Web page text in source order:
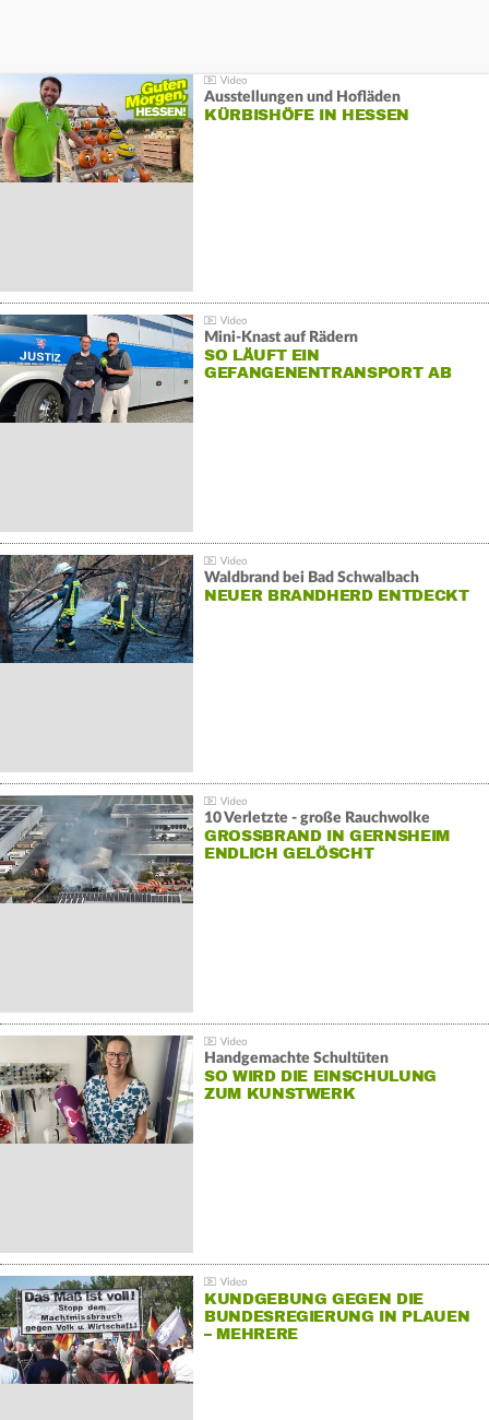
Ausstellungen und Hofläden
KÜRBISHÖFE IN HESSEN
Mini-Knast auf Rädern
SO LÄUFT EIN
GEFANGENENTRANSPORT AB
Waldbrand bei Bad Schwalbach
NEUER BRANDHERD ENTDECKT
10 Verletzte - große Rauchwolke
GROSSBRAND IN GERNSHEIM E
NDLICH GELÖSCHT
Handgemachte Schultüten
SO WIRD DIE EINSCHULUNG
ZUM KUNSTWERK
KUNDGEBUNG GEGEN DIE
BUNDESREGIERUNG IN PLAUEN
– MEHRERE